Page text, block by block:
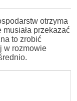
otrzyma
przekazać
to zrobić
w rozmowie